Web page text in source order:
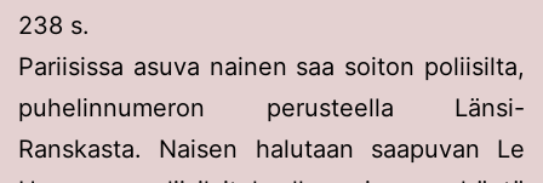
238 s.
Pariisissa asuva nainen saa soiton poliisilta,
puhelinnumeron perusteella Länsi-
Ranskasta. Naisen halutaan saapuvan Le